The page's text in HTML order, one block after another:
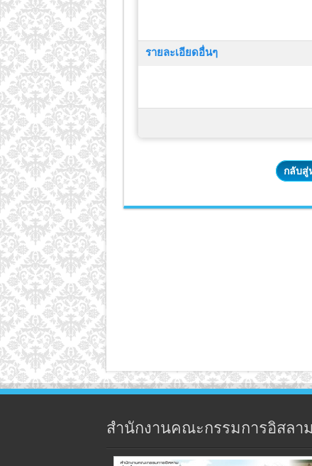
รายละเอียดอื่นๆ
กลับสู่
สำนักงานคณะกรรมการอิสลา